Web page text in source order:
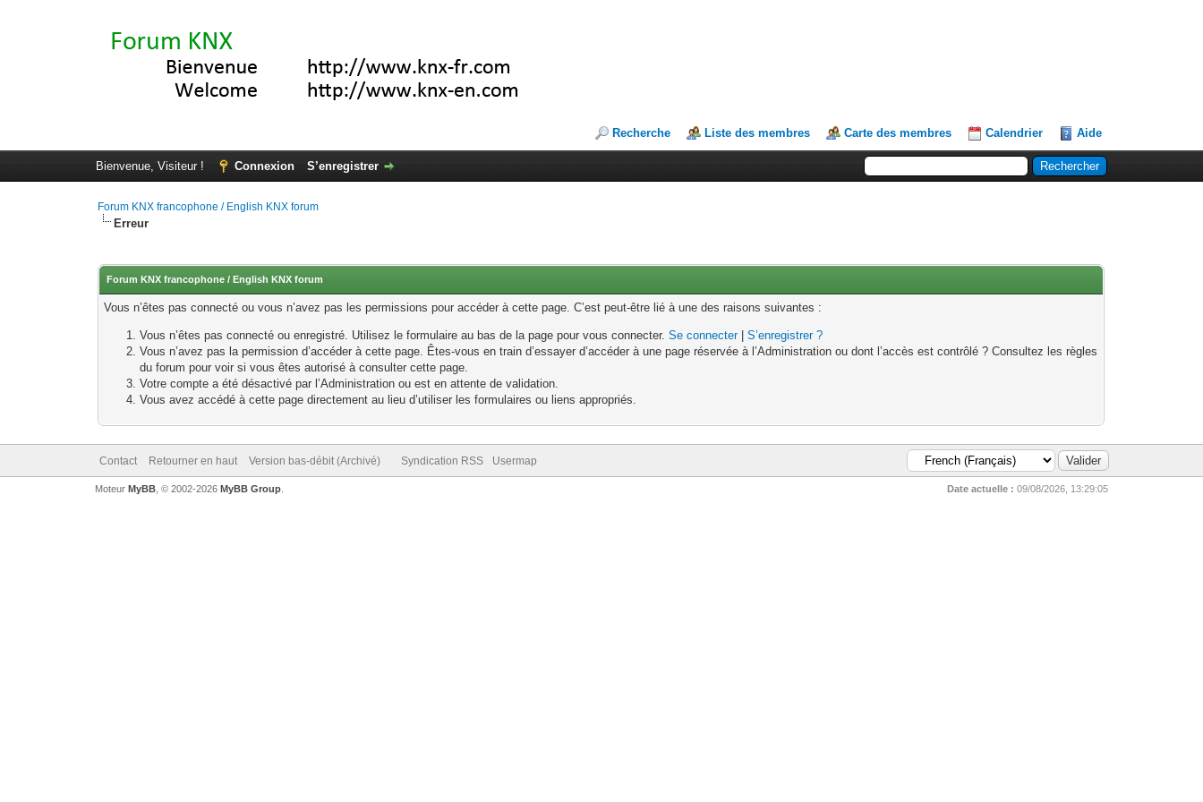
Recherche Liste des membres Carte des membres Calendrier Aide
Bienvenue, Visiteur ! Connexion S’enregistrer
Forum KNX francophone / English KNX forum
Erreur
Forum KNX francophone / English KNX forum
Vous n’êtes pas connecté ou vous n’avez pas les permissions pour accéder à cette page. C’est peut-être lié à une des raisons suivantes :
Vous n’êtes pas connecté ou enregistré. Utilisez le formulaire au bas de la page pour vous connecter.Se connecter|S’enregistrer ?
Vous n’avez pas la permission d’accéder à cette page. Êtes-vous en train d’essayer d’accéder à une page réservée à l’Administration ou dont l’accès est contrôlé ? Consultez les règles
du forum pour voir si vous êtes autorisé à consulter cette page.
Votre compte a été désactivé par l’Administration ou est en attente de validation.
Vous avez accédé à cette page directement au lieu d’utiliser les formulaires ou liens appropriés.
Contact Retourner en haut Version bas-débit (Archivé) Syndication RSS Usermap
Date actuelle : 09/08/2026, 13:29:05
Moteur MyBB, © 2002-2026 MyBB Group.